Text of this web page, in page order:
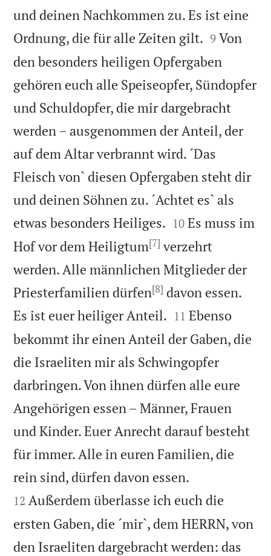
und deinen Nachkommen zu. Es ist eine
Ordnung, die für alle Zeiten gilt. 

9 Von
den besonders heiligen Opfergaben
gehören euch alle Speiseopfer, Sündopfer
und Schuldopfer, die mir dargebracht
werden – ausgenommen der Anteil, der
auf dem Altar verbrannt wird. ´Das
Fleisch von` diesen Opfergaben steht dir
und deinen Söhnen zu. ´Achtet es` als
etwas besonders Heiliges. 

10 Es muss im
Hof vor dem Heiligtum[7] verzehrt
werden. Alle männlichen Mitglieder der
Priesterfamilien dürfen[8] davon essen.
Es ist euer heiliger Anteil. 

11 Ebenso
bekommt ihr einen Anteil der Gaben, die
die Israeliten mir als Schwingopfer
darbringen. Von ihnen dürfen alle eure
Angehörigen essen – Männer, Frauen
und Kinder. Euer Anrecht darauf besteht
für immer. Alle in euren Familien, die
rein sind, dürfen davon essen.
12 Außerdem überlasse ich euch die
ersten Gaben, die ´mir`, dem HERRN, von
den Israeliten dargebracht werden: das